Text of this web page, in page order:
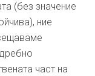
(без значение
ние
част на